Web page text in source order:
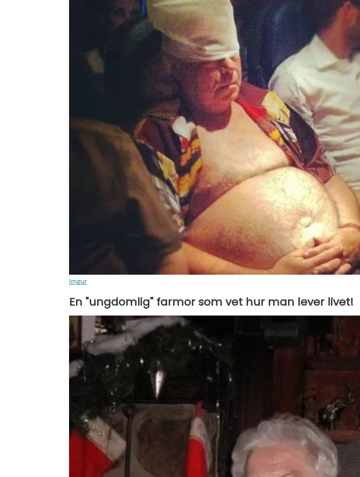
Imgur
En "ungdomlig" farmor som vet hur man lever livet!